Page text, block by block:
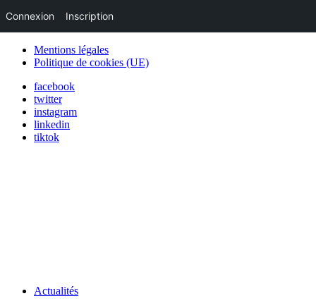
Mentions légales
Politique de cookies (UE)
facebook
twitter
instagram
linkedin
tiktok
Actualités
Connexion Inscription